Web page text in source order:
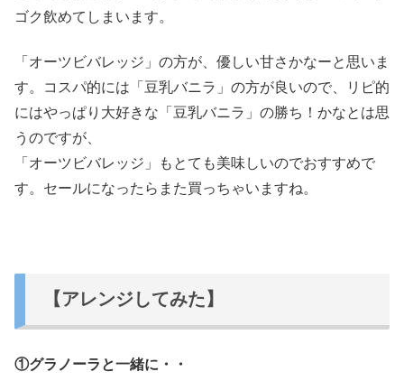
ゴク飲めてしまいます。
「オーツビバレッジ」の方が、優しい甘さかなーと思いま
す。コスパ的には「豆乳バニラ」の方が良いので、リピ的
にはやっぱり大好きな「豆乳バニラ」の勝ち！かなとは思
うのですが、
「オーツビバレッジ」もとても美味しいのでおすすめで
す。セールになったらまた買っちゃいますね。
【アレンジしてみた】
①グラノーラと一緒に・・